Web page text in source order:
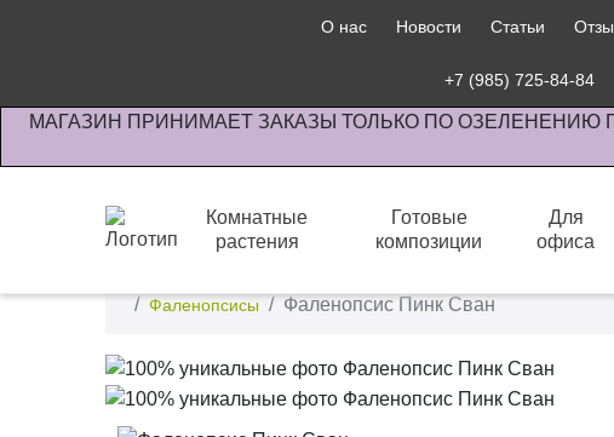
О нас Новости Статьи
+7 (985) 725-84-84
МАГАЗИН ПРИНИМАЕТ ЗАКАЗЫ ТОЛЬКО ПО
Комнатные
растения
Готовые
композиции
Для
офиса
Фаленопсисы
Фаленопсис Пинк Сван